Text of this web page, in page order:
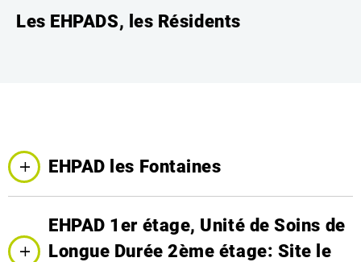
Les EHPADS, les Résidents
EHPAD les Fontaines
EHPAD 1er étage, Unité de Soins de
Longue Durée 2ème étage: Site le